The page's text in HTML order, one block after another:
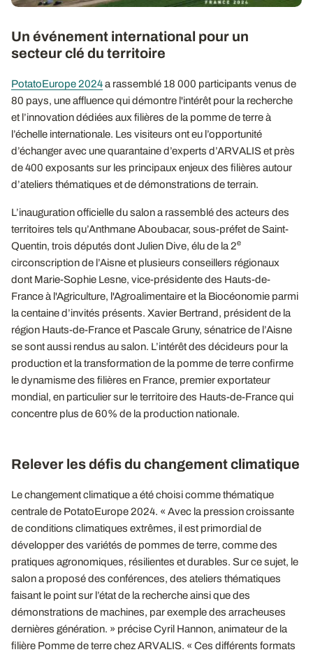
Un événement international pour un
secteur clé du territoire
PotatoEurope 2024a rassemblé 18 000 participants venus de
80 pays, une affluence qui démontre l'intérêt pour la recherche
et l’innovation dédiées aux filières de la pomme de terre à
l’échelle internationale. Les visiteurs ont eu l’opportunité
d’échanger avec une quarantaine d’experts d’ARVALIS et près
de 400 exposants sur les principaux enjeux des filières autour
d’ateliers thématiques et de démonstrations de terrain.
L’inauguration officielle du salon a rassemblé des acteurs des
territoires tels qu’Anthmane Aboubacar, sous-préfet de Saint-
Quentin, trois députés dont Julien Dive, élu de la 2e
circonscription de l’Aisne et plusieurs conseillers régionaux
dont Marie-Sophie Lesne, vice-présidente des Hauts-de-
France à l'Agriculture, l'Agroalimentaire et la Biocéonomie parmi
la centaine d’invités présents. Xavier Bertrand, président de la
région Hauts-de-France et Pascale Gruny, sénatrice de l’Aisne
se sont aussi rendus au salon. L’intérêt des décideurs pour la
production et la transformation de la pomme de terre confirme
le dynamisme des filières en France, premier exportateur
mondial, en particulier sur le territoire des Hauts-de-France qui
concentre plus de 60% de la production nationale.
Relever les défis du changement climatique
Le changement climatique a été choisi comme thématique
centrale de PotatoEurope 2024. « Avec la pression croissante
de conditions climatiques extrêmes, il est primordial de
développer des variétés de pommes de terre, comme des
pratiques agronomiques, résilientes et durables. Sur ce sujet, le
salon a proposé des conférences, des ateliers thématiques
faisant le point sur l’état de la recherche ainsi que des
démonstrations de machines, par exemple des arracheuses
dernières génération. » précise Cyril Hannon, animateur de la
filière Pomme de terre chez ARVALIS. « Ces différents formats